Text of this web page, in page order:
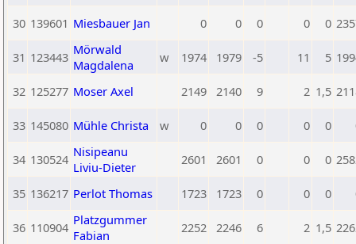
30 139601 Miesbauer Jan 0 0 0 0 0
31 123443 Mörwald
Magdalena
w 1974 1979 -5 11 5
32 125277 Moser Axel 2149 2140 9 2 1,5
33 145080 Mühle Christa w 0 0 0 0 0
34 130524 Nisipeanu
Liviu-Dieter
2601 2601 0 0 0
35 136217 Perlot Thomas 1723 1723 0 0 0
36 110904 Platzgummer
Fabian
2252 2246 6 2 1,5